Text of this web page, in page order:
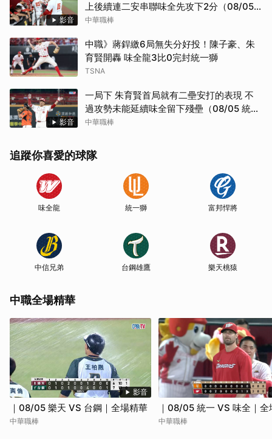
影音
上後續連二安串聯味全先攻下2分（08/05
統一 VS 味全）
中華職棒
中職》蔣銲繳6局無失分好投！陳子豪、朱
育賢開轟 味全龍3比0完封統一獅
TSNA
影音
一局下 朱育賢首局就有二壘安打的表現 不
過攻勢未能延續味全留下殘壘（08/05 統一
VS 味全）
中華職棒
追蹤你喜愛的球隊
味全龍 統一獅 富邦悍將
中信兄弟 台鋼雄鷹 樂天桃猿
中職全場精華
影音
｜08/05 樂天 VS 台鋼｜全場精華
中華職棒
｜08/05 統一 VS 味全｜全
中華職棒